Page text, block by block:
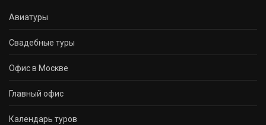
Авиатуры
Свадебные туры
Офис в Москве
Главный офис
Календарь туров